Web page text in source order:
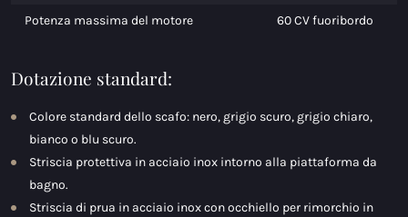
Potenza massima del motore 60 CV fuoribordo
Dotazione standard:
Colore standard dello scafo: nero, grigio scuro, grigio chiaro,
bianco o blu scuro.
Striscia protettiva in acciaio inox intorno alla piattaforma da
bagno.
Striscia di prua in acciaio inox con occhiello per rimorchio in